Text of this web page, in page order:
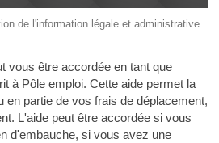
de l'information légale et administrative
vous être accordée en tant que
à Pôle emploi. Cette aide permet la
en partie de vos frais de déplacement,
L'aide peut être accordée si vous
d'embauche, si vous avez une